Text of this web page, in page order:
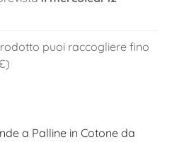
puoi raccogliere fino
a Palline in Cotone da